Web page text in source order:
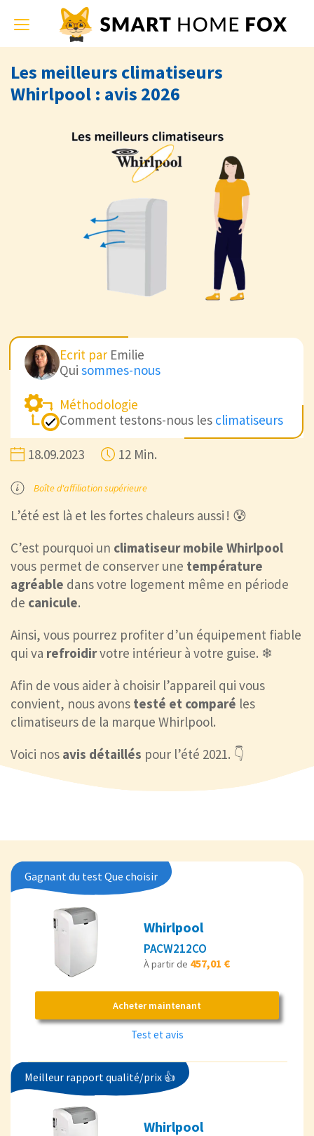
Toggle
navigation
Les meilleurs climatiseurs
Whirlpool : avis 2026
Ecrit par Emilie
Qui sommes-nous
Méthodologie
Comment testons-nous les climatiseurs
18.09.2023 12 Min.
Boîte d'affiliation supérieure
L’été est là et les fortes chaleurs aussi ! 😰
C’est pourquoi un climatiseur mobile Whirlpool
vous permet de conserver une température
agréable dans votre logement même en période
de canicule.
Ainsi, vous pourrez profiter d’un équipement fiable
qui va refroidirvotre intérieur à votre guise. ❄
Afin de vous aider à choisir l’appareil qui vous
convient, nous avons testé et comparé les
climatiseurs de la marque Whirlpool.
Voici nos avis détaillés pour l’été 2021. 👇
Gagnant du test Que choisir
Whirlpool
PACW212CO
À partir de 457,01 €
Acheter maintenant
Test et avis
Meilleur rapport qualité/prix 👍
Whirlpool